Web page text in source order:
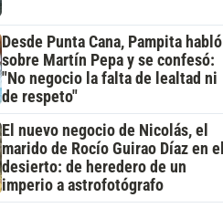
Desde Punta Cana, Pampita habló
sobre Martín Pepa y se confesó:
"No negocio la falta de lealtad ni
de respeto"
El nuevo negocio de Nicolás, el
marido de Rocío Guirao Díaz en el
desierto: de heredero de un
imperio a astrofotógrafo